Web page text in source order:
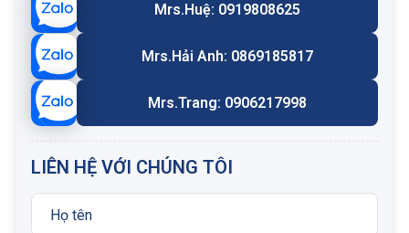
Nếu tải bị tụt là do hỏng gioăng phớt hoặc van,
cần thay mới.
Van loại 4 cổng này có thể thay thế tương đương
cho van cân bằng 4 cổng (cùng chuẩn khoang và
flow path), nhưng kích thước ngoài có thể khác.
Van sử dụng thiết kế nổi độc quyền của Sun nhằm
giảm nguy cơ kẹt linh kiện bên trong, do lực siết
quá mức khi lắp đặt hoặc sai lệch trong gia công
Mrs.Huệ: 0919808625
Mrs.Hải Anh: 0869185817
Mrs.Trang: 0906217998
LIÊN HỆ VỚI CHÚNG TÔI